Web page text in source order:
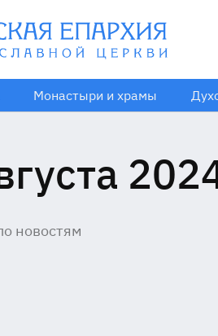
Монастыри и храмы